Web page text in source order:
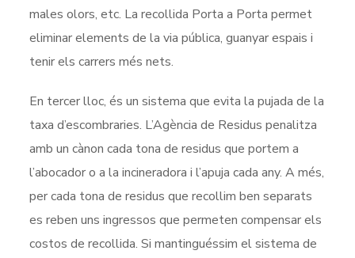
males olors, etc. La recollida Porta a Porta permet
eliminar elements de la via pública, guanyar espais i
tenir els carrers més nets.
En tercer lloc, és un sistema que evita la pujada de la
taxa d’escombraries. L’Agència de Residus penalitza
amb un cànon cada tona de residus que portem a
l’abocador o a la incineradora i l’apuja cada any. A més,
per cada tona de residus que recollim ben separats
es reben uns ingressos que permeten compensar els
costos de recollida. Si mantinguéssim el sistema de